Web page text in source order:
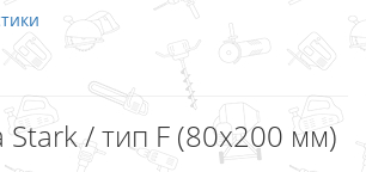
Stark / тип F (80x200 мм)